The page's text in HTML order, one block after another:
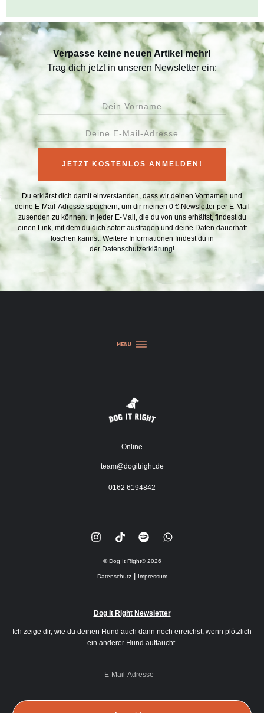
Verpasse keine neuen Artikel mehr!
Trag dich jetzt in unseren Newsletter ein:
JETZT KOSTENLOS ANMELDEN!
Du erklärst dich damit einverstanden, dass wir deinen Vornamen und
deine E-Mail-Adresse speichern, um dir meinen 0 € Newsletter per E-Mail
zusenden zu können. In jeder E-Mail, die du von uns erhältst, findest du
einen Link, mit dem du dich sofort austragen und deine Daten dauerhaft
löschen kannst. Weitere Informationen findest du in
der Datenschutzerklärung!
Online
team@dogitright.de
0162 6194842
© Dog It Right®2026
Datenschutz| Impressum
Dog It Right Newsletter
Ich zeige dir, wie du deinen Hund auch dann noch erreichst, wenn plötzlich
ein anderer Hund auftaucht.